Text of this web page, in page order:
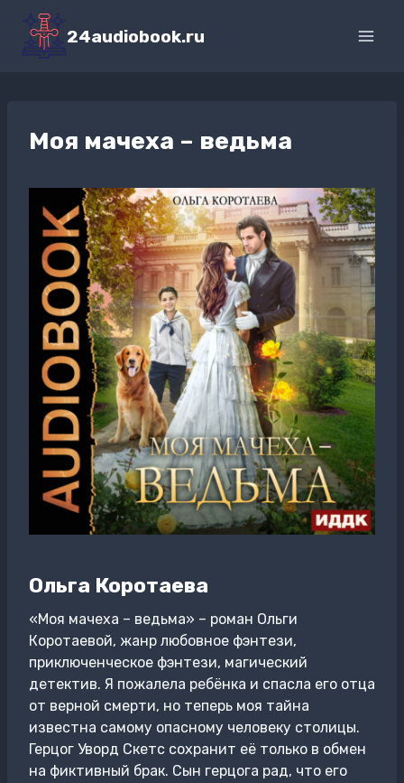
Перейти
содержимому
24audiobook.ru
Моя мачеха – ведьма
Ольга Коротаева
«Моя мачеха – ведьма» – роман Ольги
Коротаевой, жанр любовное фэнтези,
приключенческое фэнтези, магический
детектив. Я пожалела ребёнка и спасла его отца
от верной смерти, но теперь моя тайна
известна самому опасному человеку столицы.
Герцог Уворд Скетс сохранит её только в обмен
на фиктивный брак. Сын герцога рад, что его